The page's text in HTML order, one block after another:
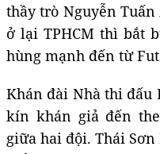
thầy trò Nguyễn
ở lại TPHCM thì bắt
hùng mạnh đến từ
Khán đài Nhà thi đấu
kín khán giả đến
giữa hai đội. Thái Sơn